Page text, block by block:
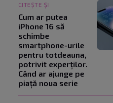
CITEȘTE ȘI
Cum ar putea
iPhone 16 să
schimbe
smartphone-urile
pentru totdeauna,
potrivit experților.
Când ar ajunge pe
piață noua serie